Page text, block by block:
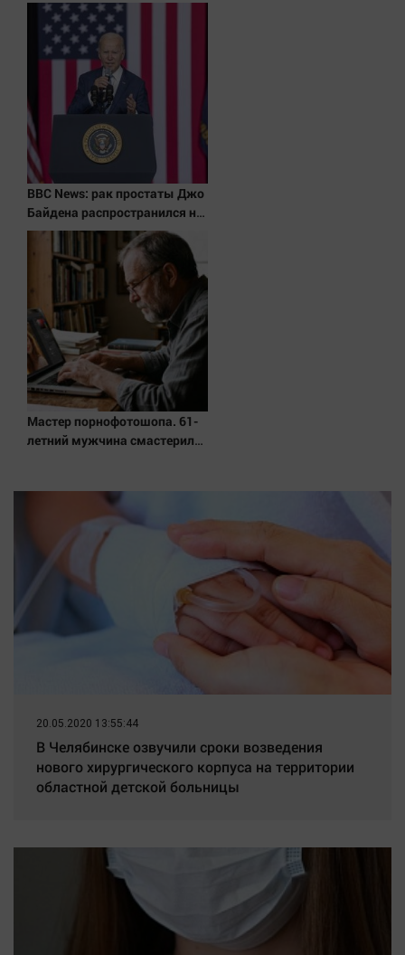
Интервью
Качество жизни
Народная журналистика
Наука
Обсуждаем
Отдых
Персона
Последняя инстанция
Тенденции
Точка на карте
BBC News: рак простаты Джо
Байдена распространился на
его кости и органы
Мастер порнофотошопа. 61-
летний мужчина смастерил
20.05.2020 13:55:44
В Челябинске озвучили сроки возведения
нового хирургического корпуса на территории
областной детской больницы